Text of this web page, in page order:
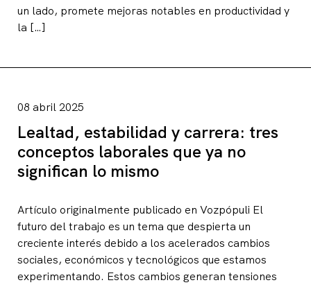
un lado, promete mejoras notables en productividad y
la […]
08 abril 2025
Lealtad, estabilidad y carrera: tres
conceptos laborales que ya no
significan lo mismo
Artículo originalmente publicado en Vozpópuli El
futuro del trabajo es un tema que despierta un
creciente interés debido a los acelerados cambios
sociales, económicos y tecnológicos que estamos
experimentando. Estos cambios generan tensiones